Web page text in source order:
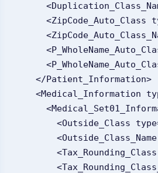
    </Patient_Information>
<Medical_Information